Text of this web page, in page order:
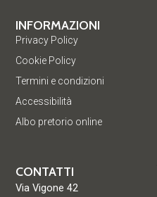
INFORMAZIONI
Privacy Policy
Cookie Policy
Termini e condizioni
Accessibilità
Albo pretorio online
CONTATTI
Via Vigone 42